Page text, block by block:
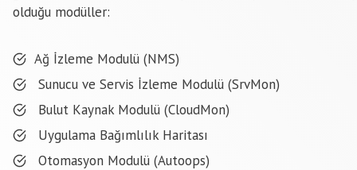
olduğu modüller:
Ağ İzleme Modulü (NMS)
Sunucu ve Servis İzleme Modulü (SrvMon)
Bulut Kaynak Modulü (CloudMon)
Uygulama Bağımlılık Haritası
Otomasyon Modulü (Autoops)